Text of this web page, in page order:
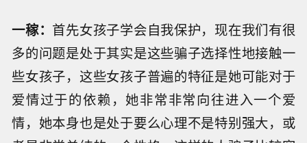
一稼： 首先女孩子学会自我保护，现在我们有很
多的问题是处于其实是这些骗子选择性地接触一
些女孩子，这些女孩子普遍的特征是她可能对于
爱情过于的依赖，她非常非常向往进入一个爱
情，她本身也是处于要么心理不是特别强大，或